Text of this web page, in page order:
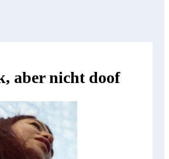
aber nicht doof